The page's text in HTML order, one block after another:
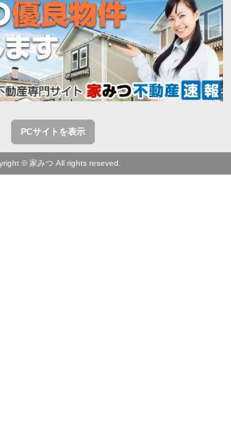
PCサイトを表示
© 家みつ All rights reseved.